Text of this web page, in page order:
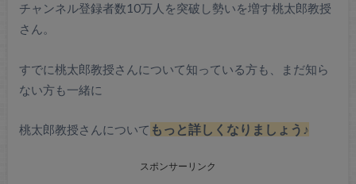
チャンネル登録者数10万人を突破し勢いを増す桃太郎教授
さん。
すでに桃太郎教授さんについて知っている方も、まだ知ら
ない方も一緒に
桃太郎教授さんについて もっと詳しくなりましょう♪
スポンサーリンク